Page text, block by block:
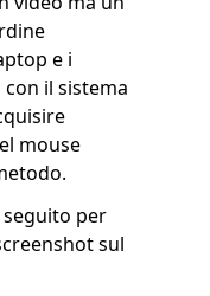
e i
il sistema
mouse
seguito per
sul